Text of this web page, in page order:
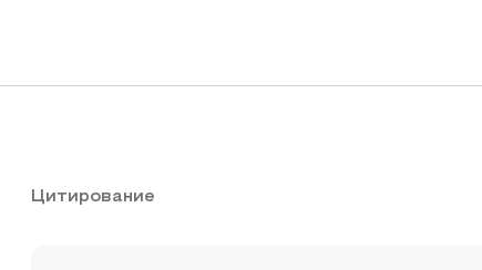
Цитирование